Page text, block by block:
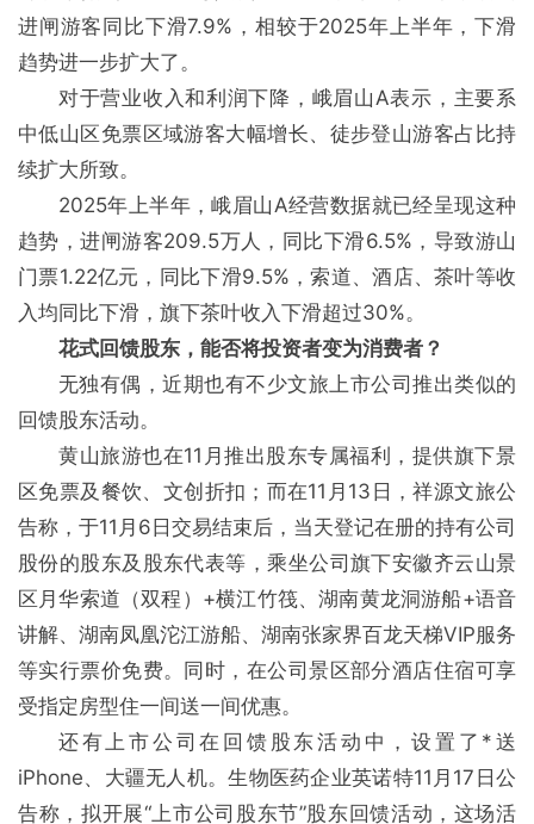
进闸游客同比下滑7.9%，相较于2025年上半年，下滑
趋势进一步扩大了。
对于营业收入和利润下降，峨眉山A表示，主要系
中低山区免票区域游客大幅增长、徒步登山游客占比持
续扩大所致。
2025年上半年，峨眉山A经营数据就已经呈现这种
趋势，进闸游客209.5万人，同比下滑6.5%，导致游山
门票1.22亿元，同比下滑9.5%，索道、酒店、茶叶等收
入均同比下滑，旗下茶叶收入下滑超过30%。
花式回馈股东，能否将投资者变为消费者？
无独有偶，近期也有不少文旅上市公司推出类似的
回馈股东活动。
黄山旅游也在11月推出股东专属福利，提供旗下景
区免票及餐饮、文创折扣；而在11月13日，祥源文旅公
告称，于11月6日交易结束后，当天登记在册的持有公司
股份的股东及股东代表等，乘坐公司旗下安徽齐云山景
区月华索道（双程）+横江竹筏、湖南黄龙洞游船+语音
讲解、湖南凤凰沱江游船、湖南张家界百龙天梯VIP服务
等实行票价免费。同时，在公司景区部分酒店住宿可享
受指定房型住一间送一间优惠。
还有上市公司在回馈股东活动中，设置了*送
iPhone、大疆无人机。生物医药企业英诺特11月17日公
告称，拟开展“上市公司股东节”股东回馈活动，这场活